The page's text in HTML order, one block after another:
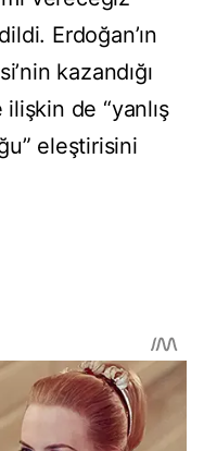
Erdoğan’ın
kazandığı
de “yanlış
eleştirisini